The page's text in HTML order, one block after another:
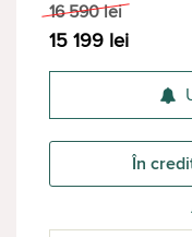
16 590 lei
15 199 lei
În